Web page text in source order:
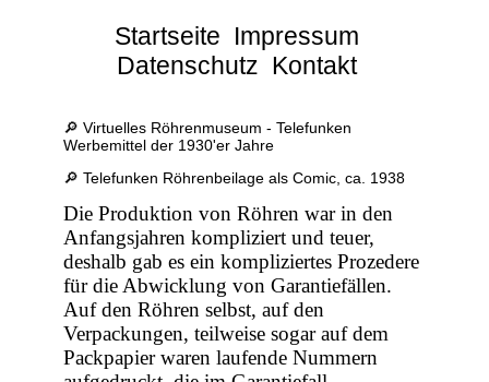
Startseite Impressum
Datenschutz Kontakt
🔎 Virtuelles Röhrenmuseum - Telefunken
Werbemittel der 1930'er Jahre
🔎 Telefunken Röhrenbeilage als Comic, ca. 1938
Die Produktion von Röhren war in den
Anfangsjahren kompliziert und teuer,
deshalb gab es ein kompliziertes Prozedere
für die Abwicklung von Garantiefällen.
Auf den Röhren selbst, auf den
Verpackungen, teilweise sogar auf dem
Packpapier waren laufende Nummern